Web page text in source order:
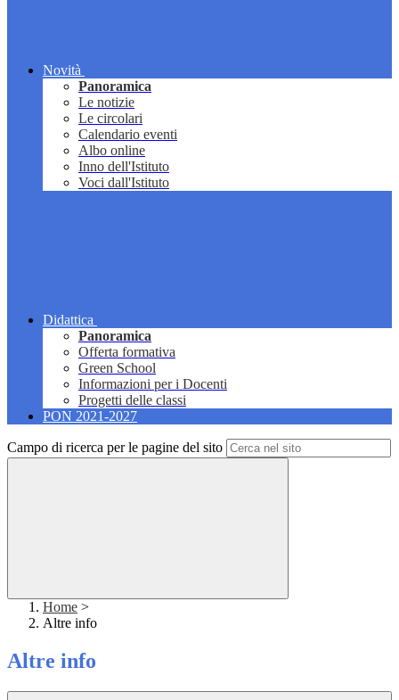
Novità
Panoramica
Le notizie
Le circolari
Calendario eventi
Albo online
Inno dell'Istituto
Voci dall'Istituto
Didattica
Panoramica
Offerta formativa
Green School
Informazioni per i Docenti
Progetti delle classi
PON 2021-2027
Campo di ricerca per le pagine del sito
Home >
Altre info
Altre info